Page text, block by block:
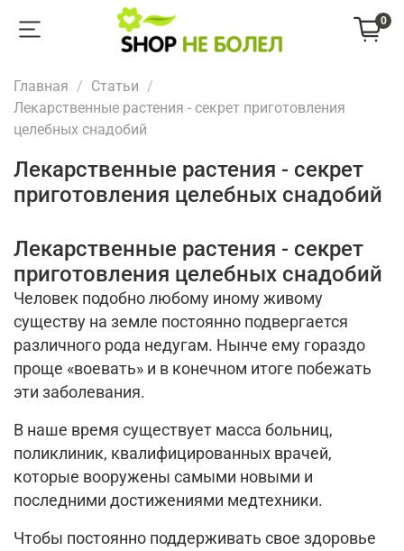
0
Главная
Статьи
Лекарственные растения - секрет приготовления
целебных снадобий
Лекарственные растения - секрет
приготовления целебных снадобий
Лекарственные растения - секрет
приготовления целебных снадобий
Человек подобно любому иному живому
существу на земле постоянно подвергается
различного рода недугам. Нынче ему гораздо
проще «воевать» и в конечном итоге побежать
эти заболевания.
В наше время существует масса больниц,
поликлиник, квалифицированных врачей,
которые вооружены самыми новыми и
последними достижениями медтехники.
Чтобы постоянно поддерживать свое здоровье